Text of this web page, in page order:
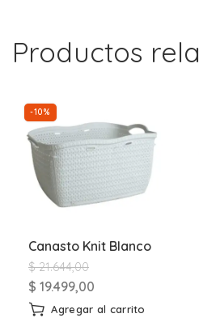
Productos
-10%
Canasto Knit Blanco
$21.644,00
$ 19.499,00
Agregar al carrito